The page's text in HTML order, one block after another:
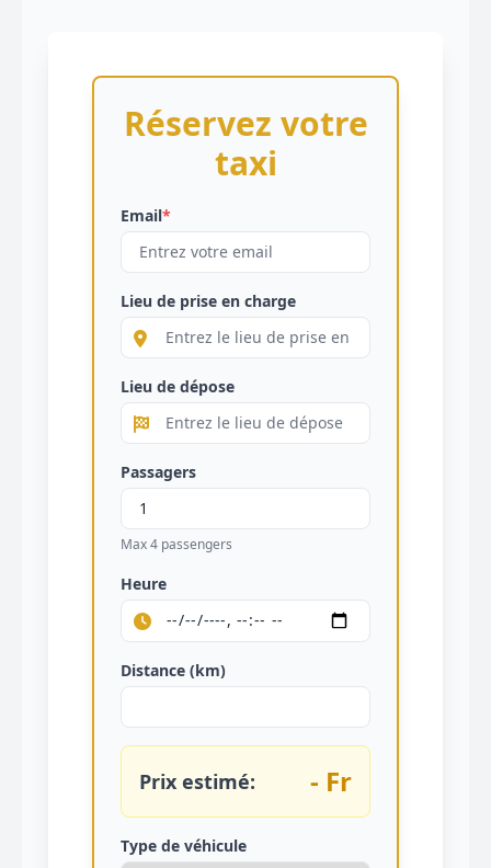
Réservez votre
taxi
Email*
Lieu de prise en charge
Lieu de dépose
Passagers
Max 4 passengers
Heure
Distance (km)
Prix estimé: - Fr
Type de véhicule